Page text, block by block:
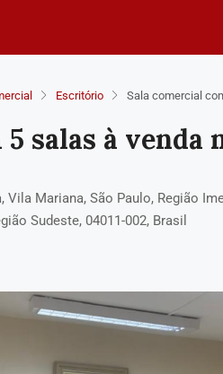
Escritório Sala comercial
salas à venda
Vila Mariana, São Paulo, Região
Sudeste, 04011-002, Brasil